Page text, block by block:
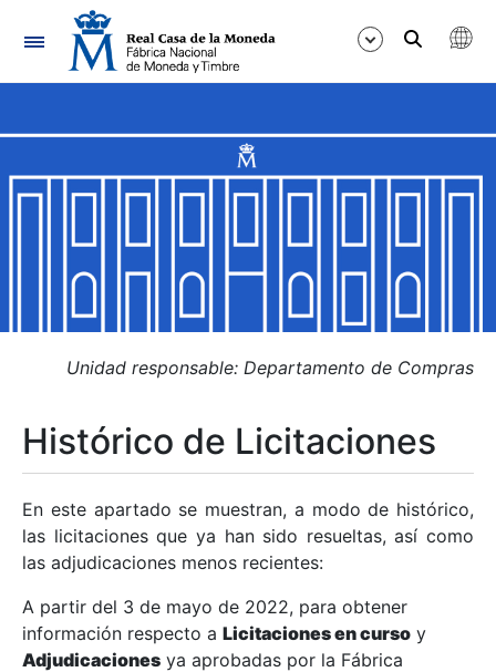
Navegación
Mostrar/Ocultar
Mostrar/Ocultar
Mostrar/Ocultar
Mostrar/Ocultar
Mostrar/Ocultar
Mostrar/Ocultar
Unidad responsable: Departamento de Compras
Histórico de Licitaciones
En este apartado se muestran, a modo de histórico,
las licitaciones que ya han sido resueltas, así como
las adjudicaciones menos recientes:
A partir del 3 de mayo de 2022, para obtener
información respecto a Licitaciones en curso y
Adjudicaciones ya aprobadas por la Fábrica